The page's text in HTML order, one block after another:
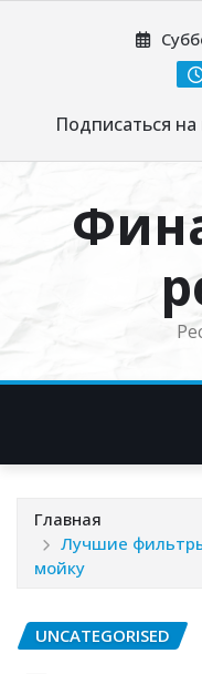
Подписаться на
Главная
Лучшие
мойку
UNCATEGORISED